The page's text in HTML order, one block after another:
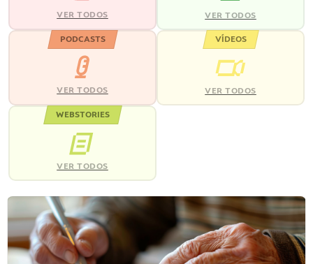
VER TODOS VER TODOS
PODCASTS
VER TODOS
VÍDEOS
VER TODOS
WEBSTORIES
VER TODOS